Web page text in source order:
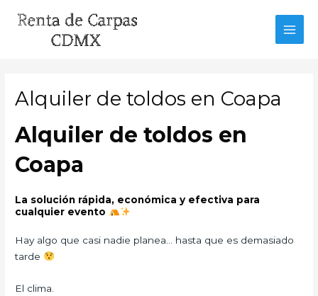
Alquiler de toldos en Coapa
Alquiler de toldos en
Coapa
La solución rápida, económica y efectiva para
cualquier evento
Hay algo que casi nadie planea… hasta que es demasiado
tarde
El clima.